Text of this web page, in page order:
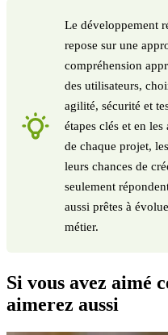
Le développement
repose sur une
compréhension
des utilisateurs,
agilité, sécurité et
étapes clés et en
de chaque projet,
leurs chances de
seulement
aussi prêtes à
métier.
Si vous avez aimé
aimerez aussi